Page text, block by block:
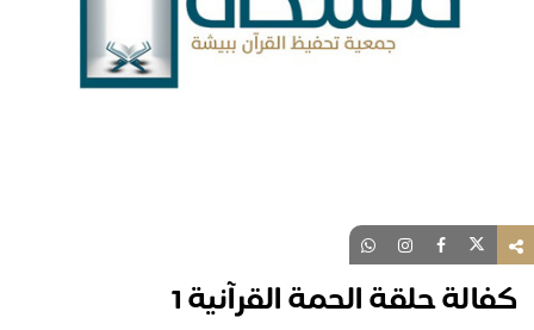
كفالة حلقة الحمة القرآنية 1